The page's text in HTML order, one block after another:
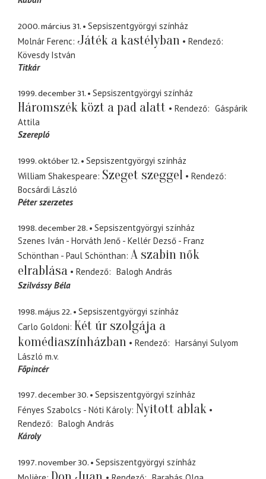
2000. március 31.
Sepsiszentgyörgyi színház
Molnár Ferenc Játék a kastélyban
Rendező
Kövesdy István
Titkár
1999. december 31. Sepsiszentgyörgyi színház
Háromszék közt a pad alatt Rendező
Gáspárik
Attila
Szerepló
1999. október 12.
Sepsiszentgyörgyi színház
William Shakespeare Szeget szeggel
Rendező
Bocsárdi László
Péter szerzetes
1998. december 28.
Sepsiszentgyörgyi színház
Szenes Iván - Horváth Jenő - Kellér Dezső - Franz
Schönthan - Paul Schönthan A szabin nők
elrablása
Rendező
Balogh András
Szilvássy Béla
1998. május 22.
Sepsiszentgyörgyi színház
Carlo Goldoni Két úr szolgája a
komédiaszínházban
Rendező
Harsányi Sulyom
László m.v.
Fõpincér
1997. december 30.
Sepsiszentgyörgyi színház
Fényes Szabolcs - Nóti Károly Nyitott ablak
Rendező
Balogh András
Károly
1997. november 30.
Sepsiszentgyörgyi színház